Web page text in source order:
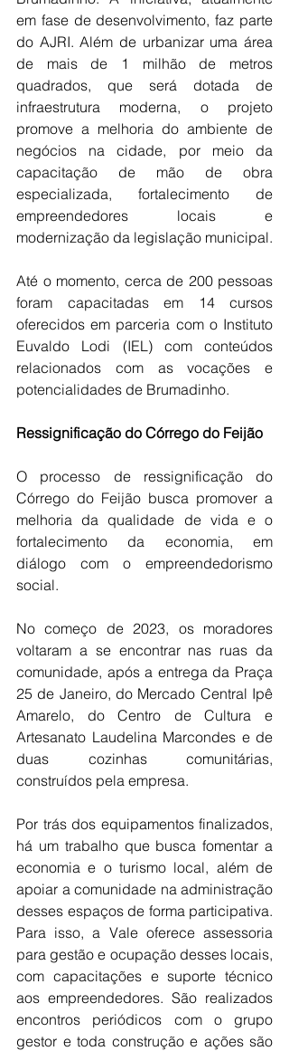
em fase de desenvolvimento, faz parte
do AJRI. Além de urbanizar uma área
de mais de 1 milhão de metros
quadrados, que será dotada de
infraestrutura moderna, o projeto
promove a melhoria do ambiente de
negócios na cidade, por meio da
capacitação de mão de obra
especializada, fortalecimento de
empreendedores locais e
modernização da legislação municipal.
Até o momento, cerca de 200 pessoas
foram capacitadas em 14 cursos
oferecidos em parceria com o Instituto
Euvaldo Lodi (IEL) com conteúdos
relacionados com as vocações e
potencialidades de Brumadinho.
Ressignificação do Córrego do Feijão
O processo de ressignificação do
Córrego do Feijão busca promover a
melhoria da qualidade de vida e o
fortalecimento da economia, em
diálogo com o empreendedorismo
social.
No começo de 2023, os moradores
voltaram a se encontrar nas ruas da
comunidade, após a entrega da Praça
25 de Janeiro, do Mercado Central Ipê
Amarelo, do Centro de Cultura e
Artesanato Laudelina Marcondes e de
duas cozinhas comunitárias,
construídos pela empresa.
Por trás dos equipamentos finalizados,
há um trabalho que busca fomentar a
economia e o turismo local, além de
apoiar a comunidade na administração
desses espaços de forma participativa.
Para isso, a Vale oferece assessoria
para gestão e ocupação desses locais,
com capacitações e suporte técnico
aos empreendedores. São realizados
encontros periódicos com o grupo
gestor e toda construção e ações são